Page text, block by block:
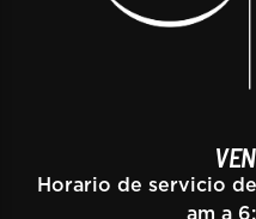
Horario de servicio
am a